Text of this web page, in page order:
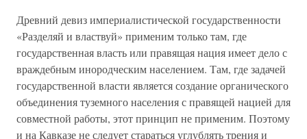
Древний девиз империалистической государственности
«Разделяй и властвуй» применим только там, где
государственная власть или правящая нация имеет дело с
враждебным инородческим населением. Там, где задачей
государственной власти является создание органического
объединения туземного населения с правящей нацией для
совместной работы, этот принцип не применим. Поэтому
и на Кавказе не следует стараться углублять трения и